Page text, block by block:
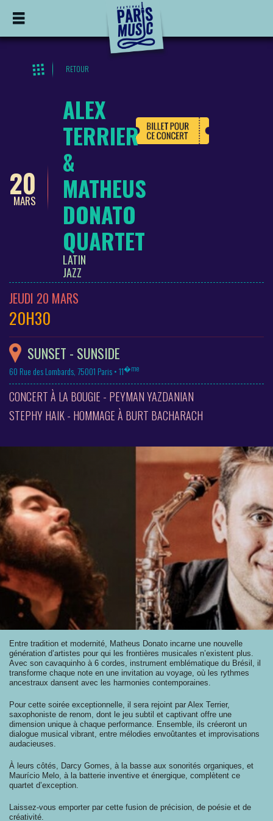
RETOUR
20
MARS
ALEX
TERRIER
&
MATHEUS
DONATO
QUARTET
LATIN
JAZZ
JEUDI 20 MARS
20H30
SUNSET - SUNSIDE
60 Rue des Lombards, 75001 Paris • 11�me
CONCERT À LA BOUGIE - PEYMAN YAZDANIAN
STEPHY HAIK - HOMMAGE À BURT BACHARACH
Entre tradition et modernité, Matheus Donato incarne une nouvelle
génération d’artistes pour qui les frontières musicales n’existent plus.
Avec son cavaquinho à 6 cordes, instrument emblématique du Brésil, il
transforme chaque note en une invitation au voyage, où les rythmes
ancestraux dansent avec les harmonies contemporaines.
Pour cette soirée exceptionnelle, il sera rejoint par Alex Terrier,
saxophoniste de renom, dont le jeu subtil et captivant offre une
dimension unique à chaque performance. Ensemble, ils créeront un
dialogue musical vibrant, entre mélodies envoûtantes et improvisations
audacieuses.
À leurs côtés, Darcy Gomes, à la basse aux sonorités organiques, et
Maurício Melo, à la batterie inventive et énergique, complètent ce
quartet d’exception.
Laissez-vous emporter par cette fusion de précision, de poésie et de
créativité.